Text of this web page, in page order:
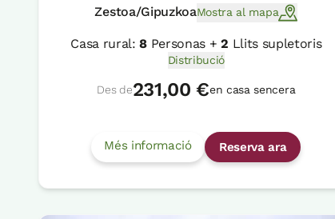
Zestoa/GipuzkoaMostra al mapa
Casa rural:8 Personas +2 Llits supletoris
Distribució
Des de231,00 €en casa sencera
Més informació Reserva ara